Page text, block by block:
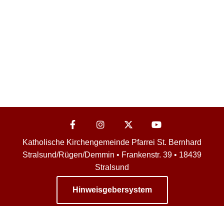
Katholische Kirchengemeinde Pfarrei St. Bernhard
Stralsund/Rügen/Demmin • Frankenstr. 39 • 18439
Stralsund
Hinweisgebersystem